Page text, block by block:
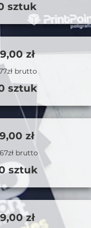
sztuk
zł
brutto
sztuk
zł
brutto
sztuk
zł